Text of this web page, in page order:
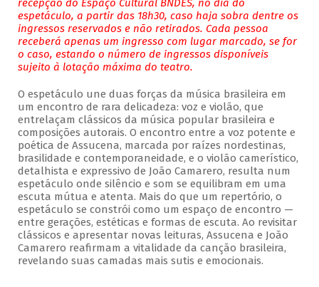
recepção do Espaço Cultural BNDES, no dia do
espetáculo, a partir das 18h30, caso haja sobra dentre os
ingressos reservados e não retirados. Cada pessoa
receberá apenas um ingresso com lugar marcado, se for
o caso, estando o número de ingressos disponíveis
sujeito à lotação máxima do teatro.
O espetáculo une duas forças da música brasileira em
um encontro de rara delicadeza: voz e violão, que
entrelaçam clássicos da música popular brasileira e
composições autorais. O encontro entre a voz potente e
poética de Assucena, marcada por raízes nordestinas,
brasilidade e contemporaneidade, e o violão camerístico,
detalhista e expressivo de João Camarero, resulta num
espetáculo onde silêncio e som se equilibram em uma
escuta mútua e atenta. Mais do que um repertório, o
espetáculo se constrói como um espaço de encontro —
entre gerações, estéticas e formas de escuta. Ao revisitar
clássicos e apresentar novas leituras, Assucena e João
Camarero reafirmam a vitalidade da canção brasileira,
revelando suas camadas mais sutis e emocionais.